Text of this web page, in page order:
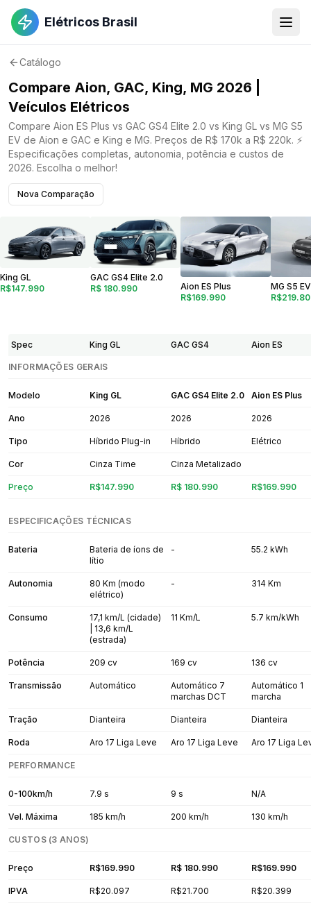
Elétricos Brasil
Catálogo
Compare Aion, GAC, King, MG 2026 |
Veículos Elétricos
Compare Aion ES Plus vs GAC GS4 Elite 2.0 vs King GL vs MG S5
EV de Aion e GAC e King e MG. Preços de R$ 170k a R$ 220k. ⚡
Especificações completas, autonomia, potência e custos de
2026. Escolha o melhor!
Nova Comparação
King GL
R$147.990
GAC GS4 Elite 2.0
R$ 180.990
Aion ES Plus
R$169.990
MG S5 EV
Spec King GL GAC GS4 Aion ES
INFORMAÇÕES GERAIS
Modelo King GL GAC GS4 Elite 2.0 Aion ES Plus
Ano 2026 2026 2026
Tipo Híbrido Plug-in Híbrido Elétrico
Cor Cinza Time Cinza Metalizado
Preço R$147.990 R$ 180.990 R$169.990
ESPECIFICAÇÕES TÉCNICAS
Bateria
Bateria de íons de
lítio
- 55.2 kWh
Autonomia
80 Km (modo
elétrico)
- 314 Km
Consumo
17,1 km/L (cidade)
| 13,6 km/L
(estrada)
11 Km/L 5.7 km/kWh
Potência 209 cv 169 cv 136 cv
Transmissão Automático
Automático 7
marchas DCT
Automático 1
marcha
Tração Dianteira Dianteira Dianteira
Roda Aro 17 Liga Leve Aro 17 Liga Leve Aro 17 Liga
PERFORMANCE
0-100km/h 7.9 s 9 s N/A
Vel. Máxima 185 km/h 200 km/h 130 km/h
CUSTOS (3 ANOS)
Preço R$169.990 R$ 180.990 R$169.990
IPVA R$20.097 R$21.700 R$20.399